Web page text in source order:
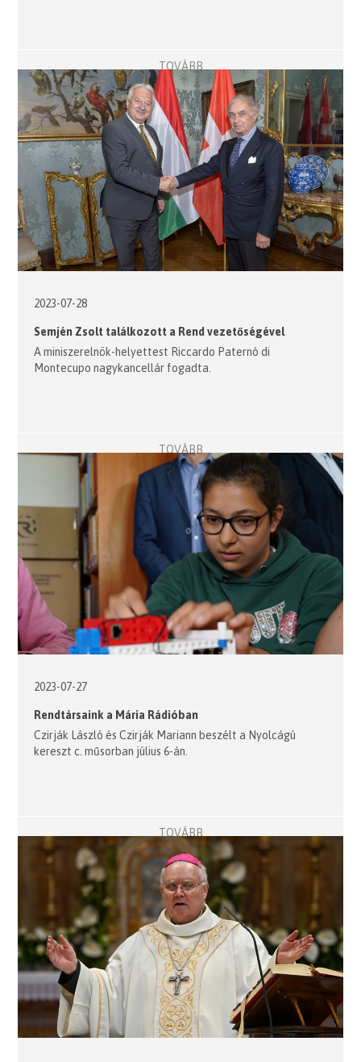
TOVÁBB
2023-07-28
Semjén Zsolt találkozott a Rend vezetőségével
A miniszerelnök-helyettest Riccardo Paternò di
Montecupo nagykancellár fogadta.
TOVÁBB
2023-07-27
Rendtársaink a Mária Rádióban
Czirják László és Czirják Mariann beszélt a Nyolcágú
kereszt c. műsorban július 6-án.
TOVÁBB